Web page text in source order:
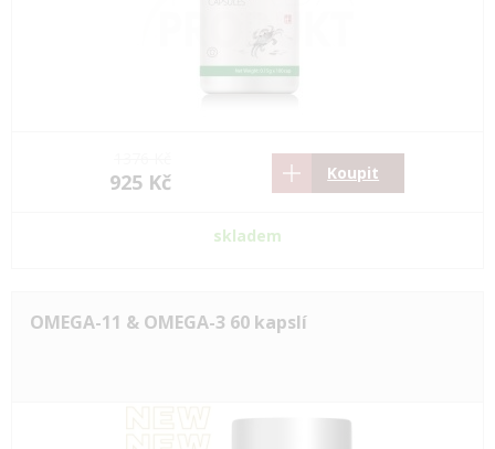
925 Kč Koupit
skladem
OMEGA-11 & OMEGA-3 60 kapslí